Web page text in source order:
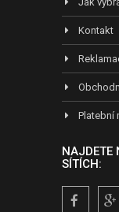
Kontakt
Platební
NAJDETE
SÍTÍCH: